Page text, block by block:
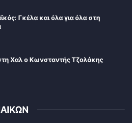
Γκέλα και όλα για όλα στη
Χαλ ο Κωνσταντής Τζολάκης